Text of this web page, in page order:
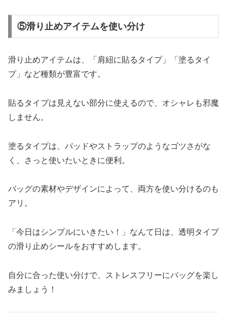
⑤滑り止めアイテムを使い分け
滑り止めアイテムは、「肩紐に貼るタイプ」「塗るタイ
プ」など種類が豊富です。
貼るタイプは見えない部分に使えるので、オシャレも邪魔
しません。
塗るタイプは、パッドやストラップのようなゴツさがな
く、さっと使いたいときに便利。
バッグの素材やデザインによって、両方を使い分けるのも
アリ。
「今日はシンプルにいきたい！」なんて日は、透明タイプ
の滑り止めシールをおすすめします。
自分に合った使い分けで、ストレスフリーにバッグを楽し
みましょう！